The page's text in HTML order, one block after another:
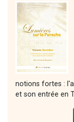
notions fortes :
et son entrée en